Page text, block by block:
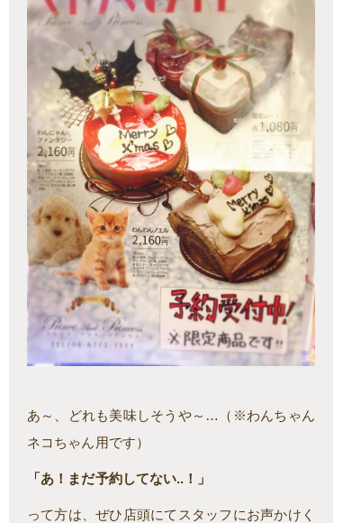
あ～、どれも美味しそうや～…（※わんちゃん
ネコちゃん用です）
「あ！まだ予約してない..！」
って方は、ぜひ店頭にてスタッフにお声かけく